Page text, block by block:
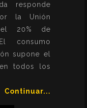
responde
la Unión
el 20% de
consumo
supone el
todos los
Continuar...